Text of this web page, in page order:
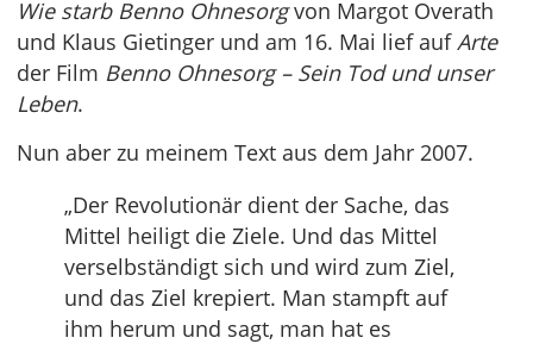
Wie starb Benno Ohnesorgvon Margot Overath
und Klaus Gietinger und am 16. Mai lief aufArte
der Film Benno Ohnesorg – Sein Tod und unser
Leben.
Nun aber zu meinem Text aus dem Jahr 2007.
„Der Revolutionär dient der Sache, das
Mittel heiligt die Ziele. Und das Mittel
verselbständigt sich und wird zum Ziel,
und das Ziel krepiert. Man stampft auf
ihm herum und sagt, man hat es